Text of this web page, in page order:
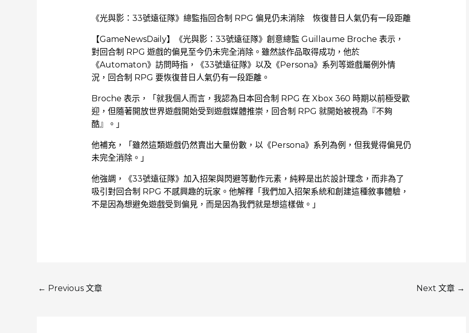
《光與影：33號遠征隊》總監指回合制 RPG 偏見仍未消除 恢復昔日人氣仍有一段距離
【GameNewsDaily】《光與影：33號遠征隊》創意總監 Guillaume Broche 表示，
對回合制 RPG 遊戲的偏見至今仍未完全消除。雖然該作品取得成功，他於
《Automaton》訪問時指，《33號遠征隊》以及《Persona》系列等遊戲屬例外情
況，回合制 RPG 要恢復昔日人氣仍有一段距離。
Broche 表示，「就我個人而言，我認為日本回合制 RPG 在 Xbox 360 時期以前極受歡
迎，但隨著開放世界遊戲開始受到遊戲媒體推崇，回合制 RPG 就開始被視為『不夠
酷』。」
他補充，「雖然這類遊戲仍然賣出大量份數，以《Persona》系列為例，但我覺得偏見仍
未完全消除。」
他強調，《33號遠征隊》加入招架與閃避等動作元素，純粹是出於設計理念，而非為了
吸引對回合制 RPG 不感興趣的玩家。他解釋「我們加入招架系統和創建這種敘事體驗，
不是因為想避免遊戲受到偏見，而是因為我們就是想這樣做。」
← Previous 文章 Next 文章 →